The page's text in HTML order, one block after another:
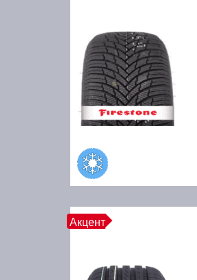
Акцент